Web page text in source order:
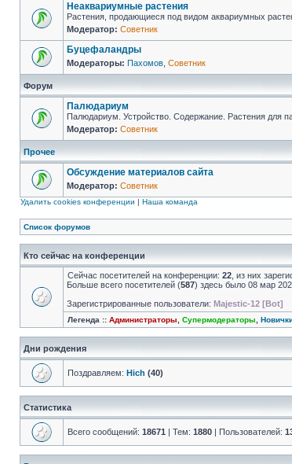
Неаквариумные растения
Растения, продающиеся под видом аквариумных
Модератор: Советник
Буцефаландры
Модераторы: Пахомов Советник
Форум
Палюдариум
Палюдариум. Устройство. Содержание. Растения для
Модератор: Советник
Прочее
Обсуждение материалов сайта
Модератор: Советник
Удалить cookies конференции | Наша команда
Список форумов
Кто сейчас на конференции
Сейчас посетителей на конференции: 22 , из них
Больше всего посетителей (587) здесь было 08 мар
Зарегистрированные пользователи: Majestic-12 [Bot]
Легенда :: Администраторы Супермодераторы
Дни рождения
Поздравляем: Hich (40)
Статистика
Всего сообщений: 18671 | Тем: 1880 | Пользователей: